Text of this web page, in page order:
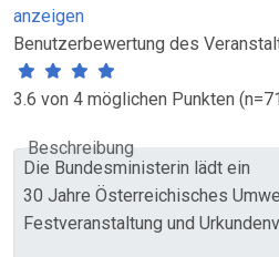
anzeigen
Benutzerbewertung des
3.6 von 4 möglichen Punkten
Beschreibung
Die Bundesministerin lädt ein
30 Jahre Österreichisches
Festveranstaltung und